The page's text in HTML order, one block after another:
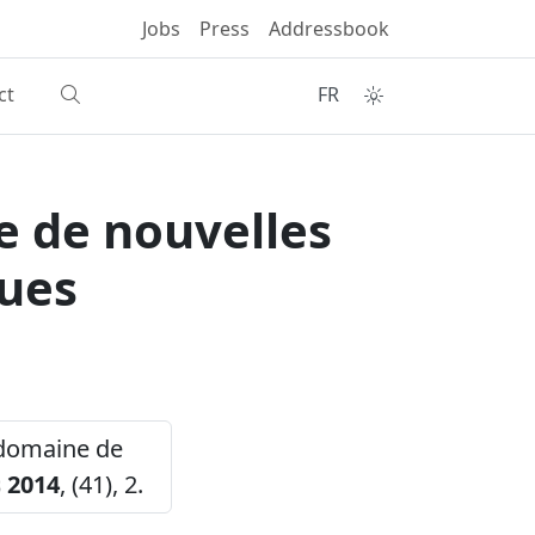
Jobs Press Addressbook
FR
de nouvelles
de
, (41), 2.